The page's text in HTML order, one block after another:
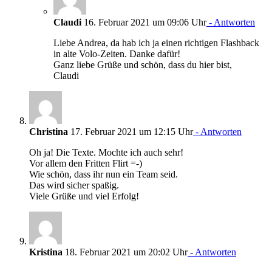
Claudi 16. Februar 2021 um 09:06 Uhr- Antworten
Liebe Andrea, da hab ich ja einen richtigen Flashback
in alte Volo-Zeiten. Danke dafür!
Ganz liebe Grüße und schön, dass du hier bist,
Claudi
Christina 17. Februar 2021 um 12:15 Uhr- Antworten
Oh ja! Die Texte. Mochte ich auch sehr!
Vor allem den Fritten Flirt =-)
Wie schön, dass ihr nun ein Team seid.
Das wird sicher spaßig.
Viele Grüße und viel Erfolg!
Kristina 18. Februar 2021 um 20:02 Uhr- Antworten